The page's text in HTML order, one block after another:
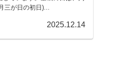
三が日の初日)...
2025.12.14